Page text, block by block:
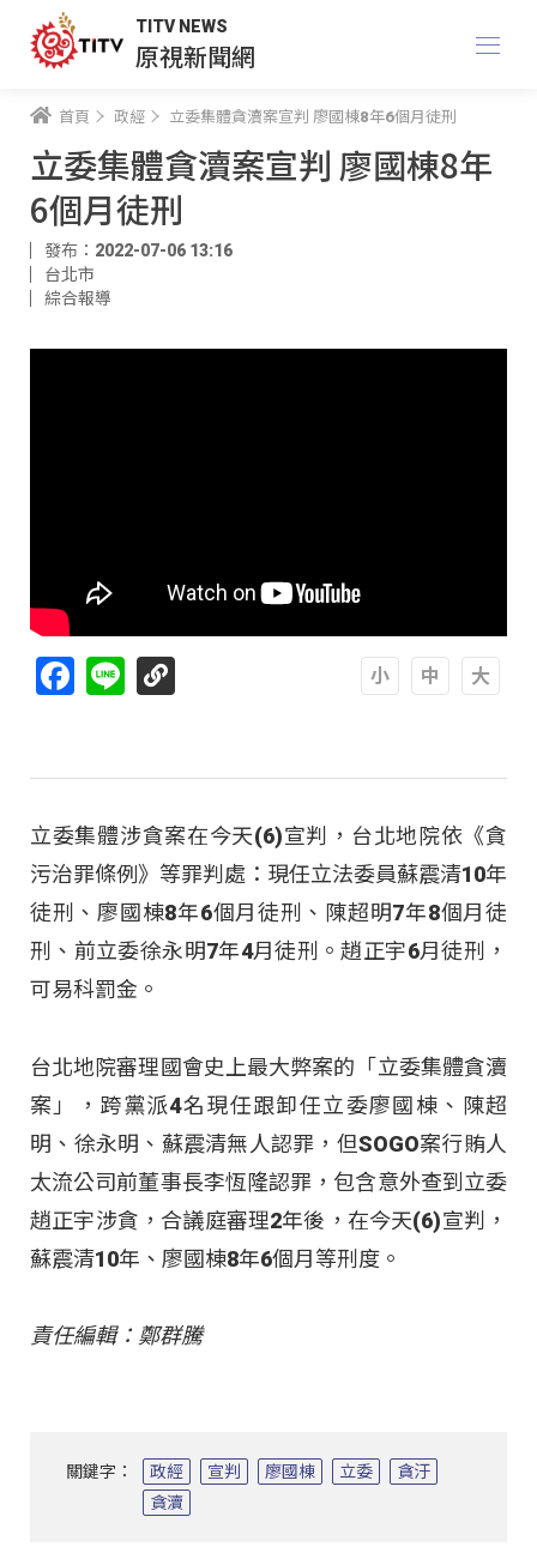
TITV NEWS
原視新聞網
首頁 政經 立委集體貪瀆案宣判 廖國棟8年6個月徒刑
立委集體貪瀆案宣判 廖國棟8年
6個月徒刑
發布：2022-07-06 13:16
台北市
綜合報導
Facebook
Line
立委集體涉貪案在今天(6)宣判，台北地院依《貪
污治罪條例》等罪判處：現任立法委員蘇震清10年
徒刑、廖國棟8年6個月徒刑、陳超明7年8個月徒
刑、前立委徐永明7年4月徒刑。趙正宇6月徒刑，
可易科罰金。
台北地院審理國會史上最大弊案的「立委集體貪瀆
案」，跨黨派4名現任跟卸任立委廖國棟、陳超
明、徐永明、蘇震清無人認罪，但SOGO案行賄人
太流公司前董事長李恆隆認罪，包含意外查到立委
趙正宇涉貪，合議庭審理2年後，在今天(6)宣判，
蘇震清10年、廖國棟8年6個月等刑度。
責任編輯：鄭群騰
關鍵字： 政經 宣判 廖國棟 立委
貪汙
貪瀆